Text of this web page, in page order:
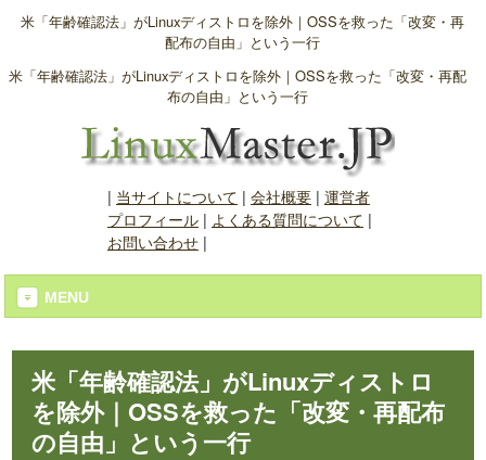
米「年齢確認法」がLinuxディストロを除外｜OSSを救った「改変・再
配布の自由」という一行
米「年齢確認法」がLinuxディストロを除外｜OSSを救った「改変・再配
布の自由」という一行
| 当サイトについて | 会社概要| 運営者
プロフィール| よくある質問について |
お問い合わせ|
MENU
米「年齢確認法」がLinuxディストロ
を除外｜OSSを救った「改変・再配布
の自由」という一行